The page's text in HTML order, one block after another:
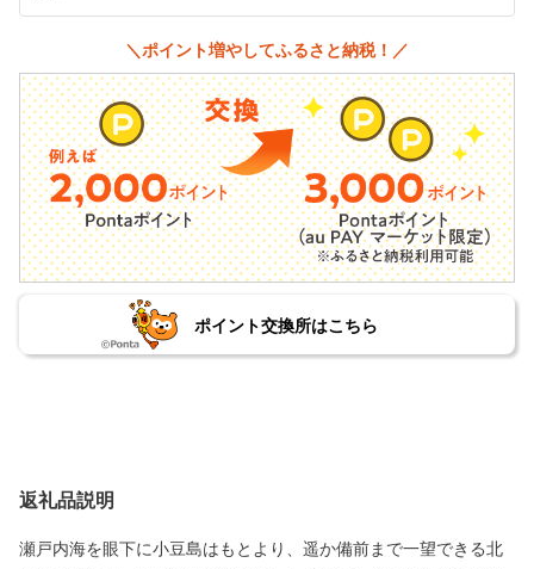
＼ポイント増やしてふるさと納税！／
ポイント交換所はこちら
返礼品説明
瀬戸内海を眼下に小豆島はもとより、遥か備前まで一望できる北